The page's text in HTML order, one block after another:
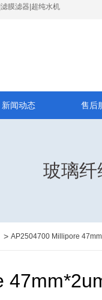
膜滤器|超纯水机
新闻动态 售后
玻璃纤
> AP2504700 Millipore